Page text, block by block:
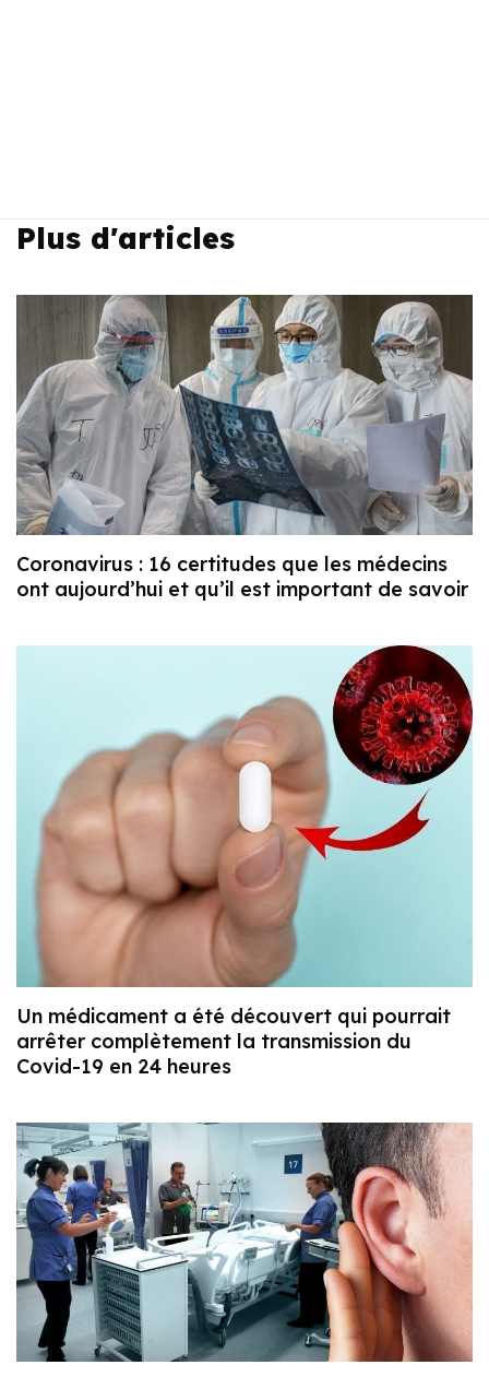
Plus d'articles
Coronavirus : 16 certitudes que les médecins
ont aujourd’hui et qu’il est important de savoir
Un médicament a été découvert qui pourrait
arrêter complètement la transmission du
Covid-19 en 24 heures